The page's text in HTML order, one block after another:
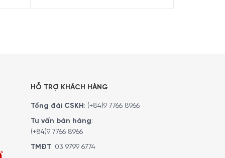
HỖ TRỢ KHÁCH HÀNG
Tổng đài CSKH: (+84)9 7766 8966
Tư vấn bán hàng:
(+84)9 7766 8966
TMĐT: 03 9799 6774